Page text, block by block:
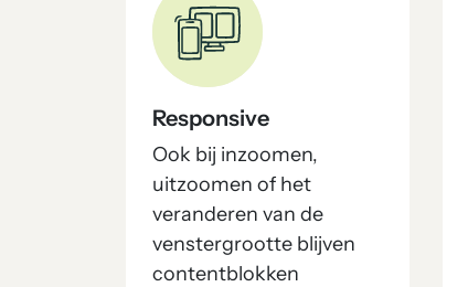
Responsive
Ook bij inzoomen,
uitzoomen of het
veranderen van de
venstergrootte blijven
contentblokken